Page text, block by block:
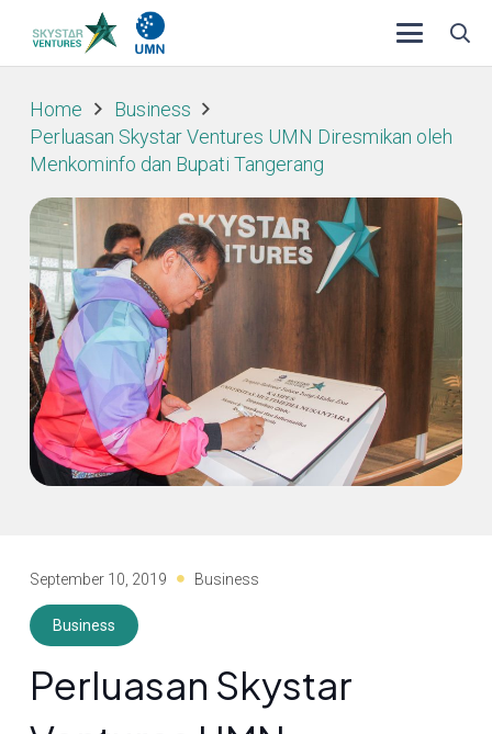
Home
Business
Perluasan Skystar Ventures UMN Diresmikan oleh
Menkominfo dan Bupati Tangerang
September 10, 2019 Business
Business
Perluasan Skystar